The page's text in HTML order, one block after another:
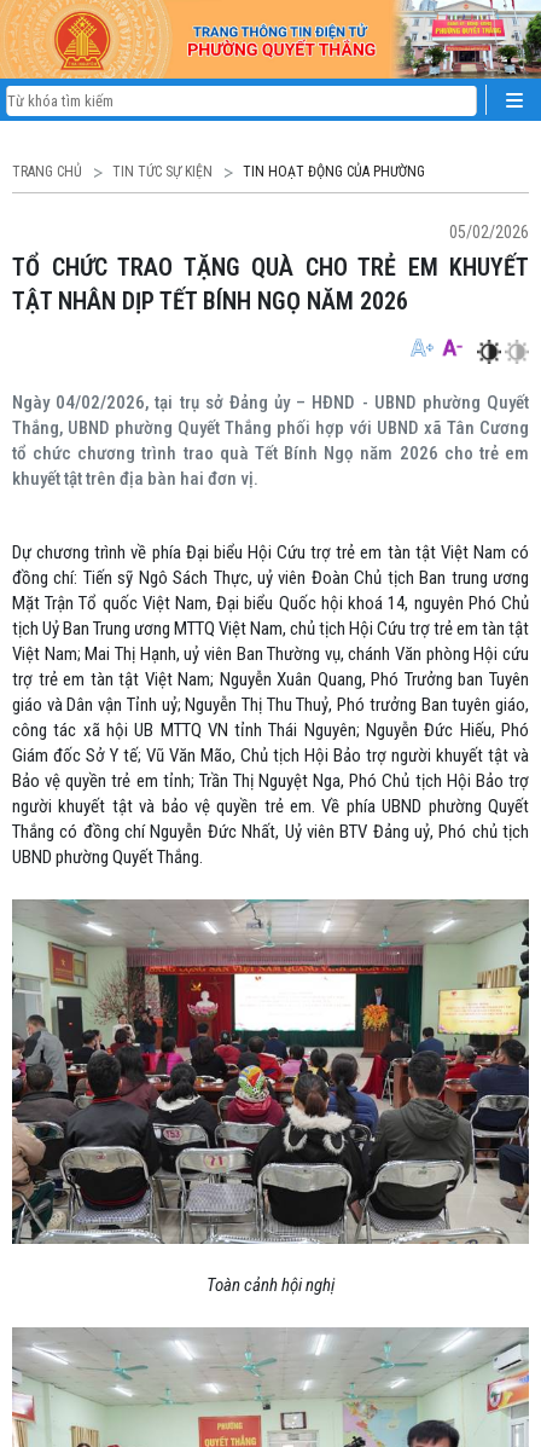
TRANG CHỦ TIN TỨC SỰ KIỆN TIN HOẠT ĐỘNG CỦA PHƯỜNG
05/02/2026
TỔ CHỨC TRAO TẶNG QUÀ CHO TRẺ EM KHUYẾT
TẬT NHÂN DỊP TẾT BÍNH NGỌ NĂM 2026
Ngày 04/02/2026, tại trụ sở Đảng ủy – HĐND - UBND phường Quyết
Thắng, UBND phường Quyết Thắng phối hợp với UBND xã Tân Cương
tổ chức chương trình trao quà Tết Bính Ngọ năm 2026 cho trẻ em
khuyết tật trên địa bàn hai đơn vị.
Dự chương trình về phía Đại biểu Hội Cứu trợ trẻ em tàn tật Việt Nam có
đồng chí: Tiến sỹ Ngô Sách Thực, uỷ viên Đoàn Chủ tịch Ban trung ương
Mặt Trận Tổ quốc Việt Nam, Đại biểu Quốc hội khoá 14, nguyên Phó Chủ
tịch Uỷ Ban Trung ương MTTQ Việt Nam, chủ tịch Hội Cứu trợ trẻ em tàn tật
Việt Nam; Mai Thị Hạnh, uỷ viên Ban Thường vụ, chánh Văn phòng Hội cứu
trợ trẻ em tàn tật Việt Nam; Nguyễn Xuân Quang, Phó Trưởng ban Tuyên
giáo và Dân vận Tỉnh uỷ; Nguyễn Thị Thu Thuỷ, Phó trưởng Ban tuyên giáo,
công tác xã hội UB MTTQ VN tỉnh Thái Nguyên; Nguyễn Đức Hiếu, Phó
Giám đốc Sở Y tế; Vũ Văn Mão, Chủ tịch Hội Bảo trợ người khuyết tật và
Bảo vệ quyền trẻ em tỉnh; Trần Thị Nguyệt Nga, Phó Chủ tịch Hội Bảo trợ
người khuyết tật và bảo vệ quyền trẻ em. Về phía UBND phường Quyết
Thắng có đồng chí Nguyễn Đức Nhất, Uỷ viên BTV Đảng uỷ, Phó chủ tịch
UBND phường Quyết Thắng.
Toàn cảnh hội nghị